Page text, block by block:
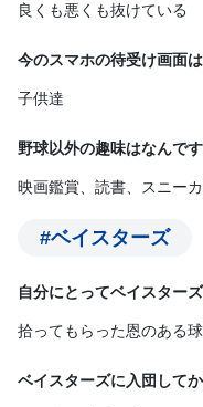
良くも悪くも抜けている
今のスマホの待受け画面は
子供達
野球以外の趣味はなんで
映画鑑賞、読書、スニー
#ベイスターズ
自分にとってベイスター
拾ってもらった恩のある
ベイスターズに入団して